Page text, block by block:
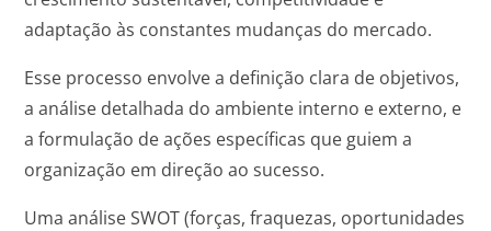
adaptação às constantes mudanças do mercado.
Esse processo envolve a definição clara de objetivos,
a análise detalhada do ambiente interno e externo, e
a formulação de ações específicas que guiem a
organização em direção ao sucesso.
Uma análise SWOT (forças, fraquezas, oportunidades